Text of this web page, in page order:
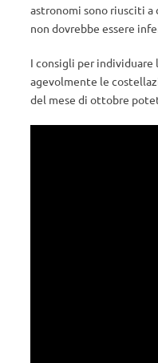
astronomi sono riusciti a
non dovrebbe essere
I consigli per individuare
agevolmente le
del mese di ottobre